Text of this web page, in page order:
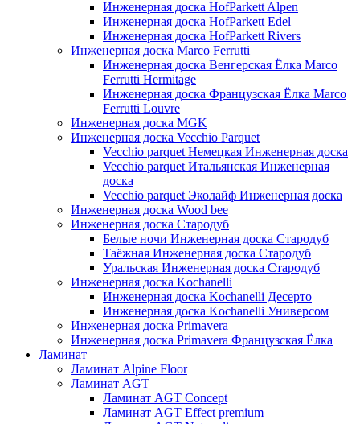
Инженерная доска HofParkett Alpen
Инженерная доска HofParkett Edel
Инженерная доска HofParkett Rivers
Инженерная доска Marco Ferrutti
Инженерная доска Венгерская Ёлка Marco
Ferrutti Hermitage
Инженерная доска Французская Ёлка Marco
Ferrutti Louvre
Инженерная доска MGK
Инженерная доска Vecchio Parquet
Vecchio parquet Немецкая Инженерная доска
Vecchio parquet Итальянская Инженерная
доска
Vecchio parquet Эколайф Инженерная доска
Инженерная доска Wood bee
Инженерная доска Стародуб
Белые ночи Инженерная доска Стародуб
Таёжная Инженерная доска Стародуб
Уральская Инженерная доска Стародуб
Инженерная доска Kochanelli
Инженерная доска Kochanelli Десерто
Инженерная доска Kochanelli Универсом
Инженерная доска Primavera
Инженерная доска Primavera Французская Ёлка
Ламинат
Ламинат Alpine Floor
Ламинат AGT
Ламинат AGT Concept
Ламинат AGT Effect premium